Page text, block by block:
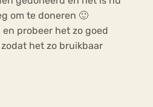
om te doneren 🙂
probeer het zo goed
het zo bruikbaar